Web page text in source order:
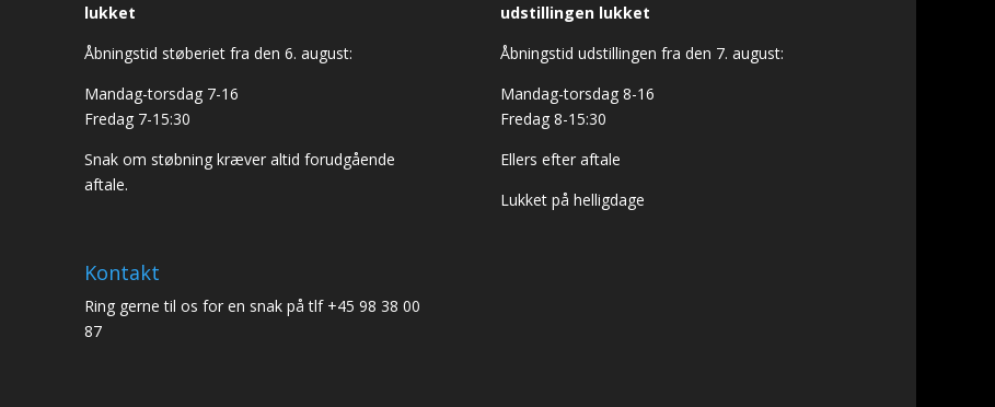
lukket
Åbningstid støberiet fra den 6. august:
Mandag-torsdag 7-16
Fredag 7-15:30
Snak om støbning kræver altid forudgående
aftale.
Kontakt
Ring gerne til os for en snak på tlf +45 98 38 00
87
udstillingen lukket
Åbningstid udstillingen fra den 7. august:
Mandag-torsdag 8-16
Fredag 8-15:30
Ellers efter aftale
Lukket på helligdage